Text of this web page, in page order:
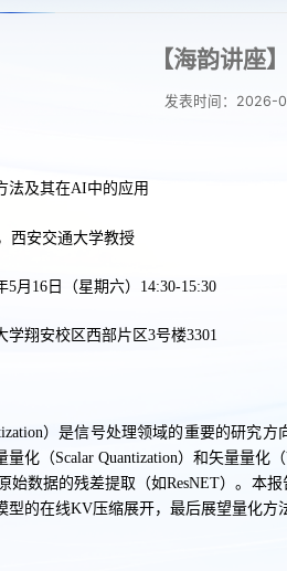
【海韵讲座
发表时间：2026-
法及其在AI中的应用
西安交通大学教授
5月16日（星期六）14:30-15:30
学翔安校区西部片区3号楼3301
）是信号处理领域的重要的研究
化（Scalar Quantization）和矢量量化
始数据的残差提取（如ResNET）。本
型的在线KV压缩展开，最后展望量化方